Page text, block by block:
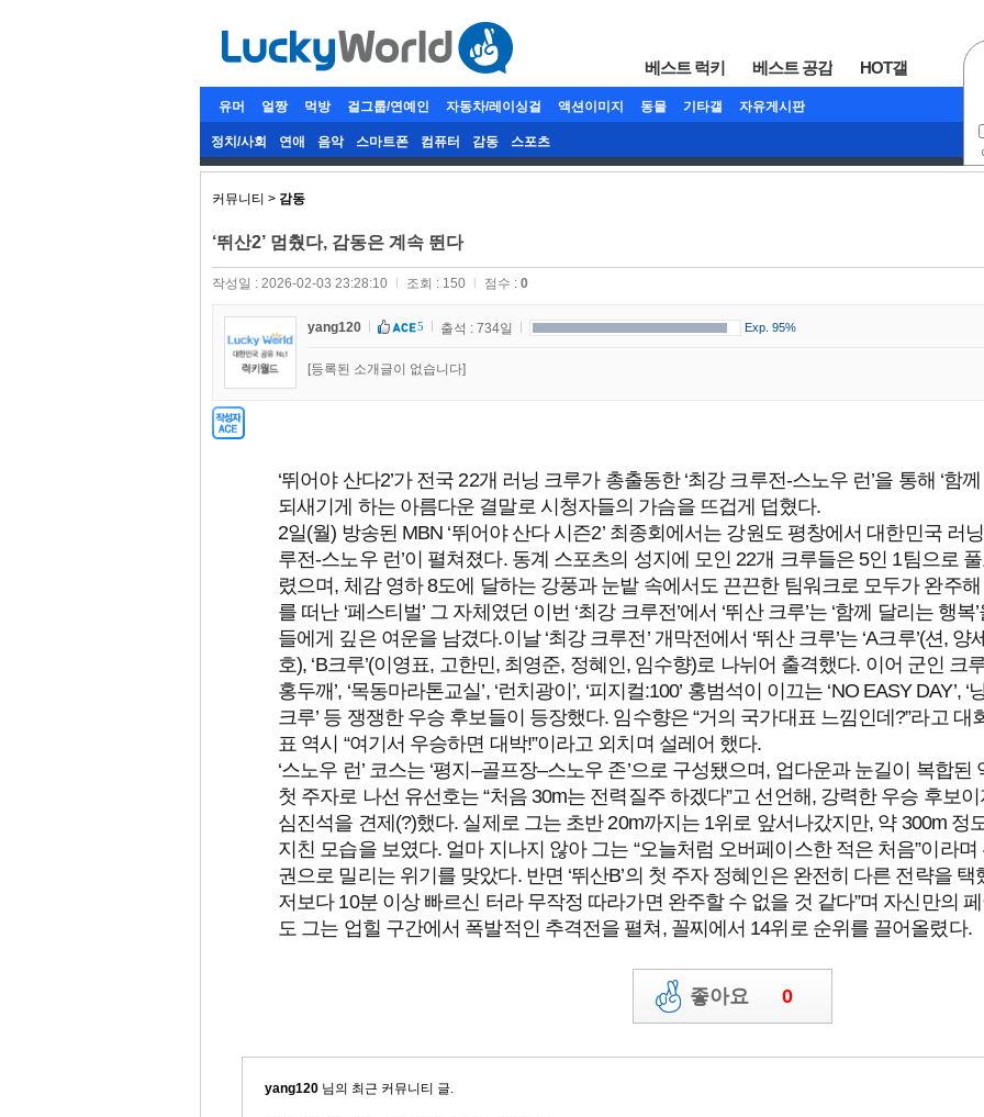
베스트 럭키 베스트 공감 HOT갤
유머 얼짱 먹방 걸그룹/연예인 자동차/레이싱걸 액션이미지 동물 기타갤 자유게시판
정치/사회 연애 음악 스마트폰 컴퓨터 감동 스포츠
커뮤니티 > 감동
‘뛰산2’ 멈췄다, 감동은 계속 뛴다
작성일 : 2026-02-03 23:28:10 조회 : 150 점수 : 0
yang120 5 출석 : 734일 Exp. 95%
[등록된 소개글이 없습니다]
‘뛰어야 산다2’가 전국 22개 러닝 크루가 총출동한 ‘최강 크루전-스노우 런’을 통해 ‘함
되새기게 하는 아름다운 결말로 시청자들의 가슴을 뜨겁게 덥혔다.
2일(월) 방송된 MBN ‘뛰어야 산다 시즌2’ 최종회에서는 강원도 평창에서 대한민국 러
루전-스노우 런’이 펼쳐졌다. 동계 스포츠의 성지에 모인 22개 크루들은 5인 1팀으로
렸으며, 체감 영하 8도에 달하는 강풍과 눈밭 속에서도 끈끈한 팀워크로 모두가 완주
를 떠난 ‘페스티벌’ 그 자체였던 이번 ‘최강 크루전’에서 ‘뛰산 크루’는 ‘함께 달리는 행
들에게 깊은 여운을 남겼다.이날 ‘최강 크루전’ 개막전에서 ‘뛰산 크루’는 ‘A크루’(션,
호), ‘B크루’(이영표, 고한민, 최영준, 정혜인, 임수향)로 나뉘어 출격했다. 이어 군인 크
홍두깨’, ‘목동마라톤교실’, ‘런치광이’, ‘피지컬:100’ 홍범석이 이끄는 ‘NO EASY DAY’, ‘
크루’ 등 쟁쟁한 우승 후보들이 등장했다. 임수향은 “거의 국가대표 느낌인데?”라고
표 역시 “여기서 우승하면 대박!”이라고 외치며 설레어 했다.
‘스노우 런’ 코스는 ‘평지–골프장–스노우 존’으로 구성됐으며, 업다운과 눈길이 복합된
첫 주자로 나선 유선호는 “처음 30m는 전력질주 하겠다”고 선언해, 강력한 우승 후보
심진석을 견제(?)했다. 실제로 그는 초반 20m까지는 1위로 앞서나갔지만, 약 300m 정
지친 모습을 보였다. 얼마 지나지 않아 그는 “오늘처럼 오버페이스한 적은 처음”이라
권으로 밀리는 위기를 맞았다. 반면 ‘뛰산B’의 첫 주자 정혜인은 완전히 다른 전략을 택
저보다 10분 이상 빠르신 터라 무작정 따라가면 완주할 수 없을 것 같다”며 자신만의
도 그는 업힐 구간에서 폭발적인 추격전을 펼쳐, 꼴찌에서 14위로 순위를 끌어올렸다.
좋아요 0
yang120님의 최근 커뮤니티 글.